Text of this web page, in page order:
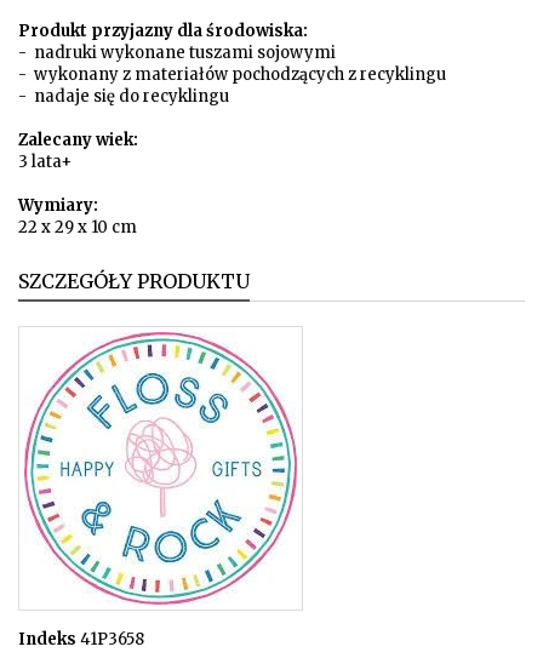
Produkt przyjazny dla środowiska:
- nadruki wykonane tuszami sojowymi
- wykonany z materiałów pochodzących z recyklingu
- nadaje się do recyklingu
Zalecany wiek:
3 lata+
Wymiary:
22 x 29 x 10 cm
SZCZEGÓŁY PRODUKTU
Indeks 41P3658